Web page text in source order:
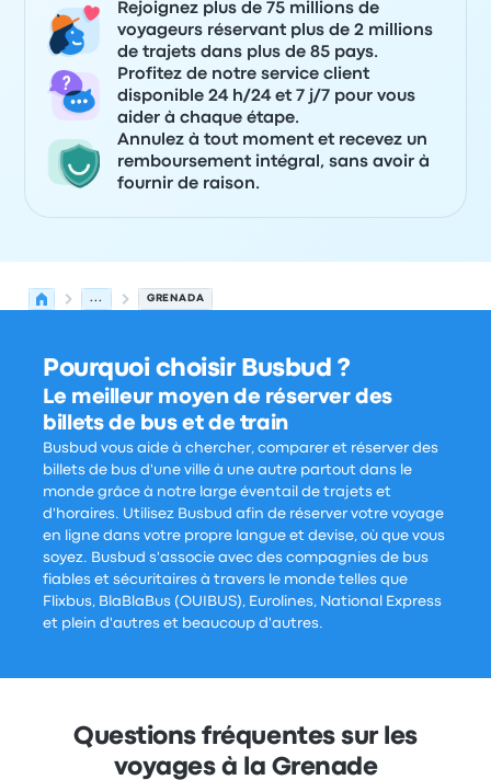
Rejoignez plus de 75 millions de
voyageurs réservant plus de 2 millions
de trajets dans plus de 85 pays.
Profitez de notre service client
disponible 24 h/24 et 7 j/7 pour vous
aider à chaque étape.
Annulez à tout moment et recevez un
remboursement intégral, sans avoir à
fournir de raison.
... GRENADA
Pourquoi choisir Busbud ?
Le meilleur moyen de réserver des
billets de bus et de train
Busbud vous aide à chercher, comparer et réserver des
billets de bus d'une ville à une autre partout dans le
monde grâce à notre large éventail de trajets et
d'horaires. Utilisez Busbud afin de réserver votre voyage
en ligne dans votre propre langue et devise, où que vous
soyez. Busbud s'associe avec des compagnies de bus
fiables et sécuritaires à travers le monde telles que
Flixbus, BlaBlaBus (OUIBUS), Eurolines, National Express
et plein d'autres et beaucoup d'autres.
Questions fréquentes sur les
voyages à la Grenade